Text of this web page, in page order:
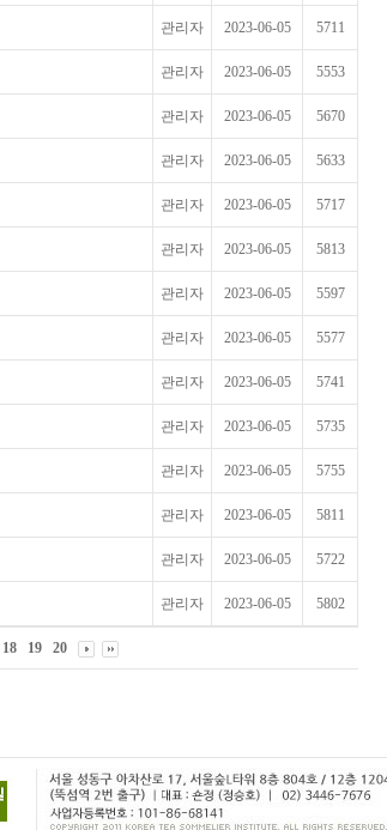
관리자 2023-06-05 5711
관리자 2023-06-05 5553
관리자 2023-06-05 5670
관리자 2023-06-05 5633
관리자 2023-06-05 5717
관리자 2023-06-05 5813
관리자 2023-06-05 5597
관리자 2023-06-05 5577
관리자 2023-06-05 5741
관리자 2023-06-05 5735
관리자 2023-06-05 5755
관리자 2023-06-05 5811
관리자 2023-06-05 5722
관리자 2023-06-05 5802
18 19 20